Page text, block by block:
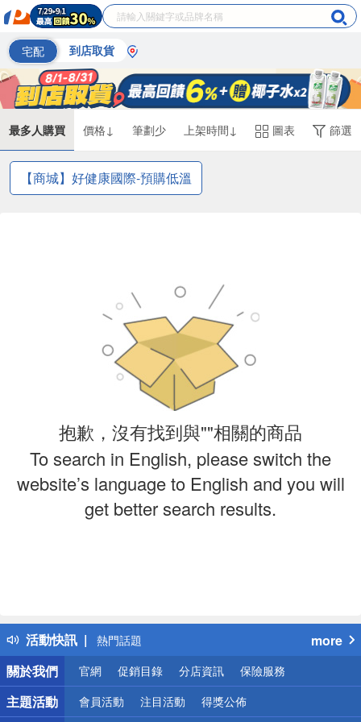
宅配 到店取貨
最多人購買 價格↓ 筆劃少 上架時間↓ 圖表 篩選
【商城】好健康國際-預購低溫
抱歉，沒有找到與""相關的商品
To search in English, please switch the
website’s language to English and you will
get better search results.
活動快訊
得獎公告
熱門話題
銀行優惠
偏遠地區配送
詐騙網頁！請小心！
more
關於我們
官網 促銷目錄 分店資訊 保險服務
主題活動 會員活動 注目活動 得獎公佈